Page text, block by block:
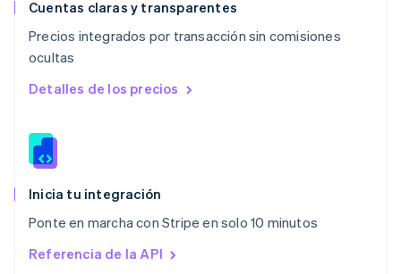
Cuentas claras y transparentes
Precios integrados por transacción sin comisiones
ocultas
Detalles de los precios
Inicia tu integración
Ponte en marcha con Stripe en solo 10 minutos
Referencia de la API
English
NederlandsEnglish
Polonia
English
RAE de Hong Kong, China
Reino Unido
English
English
English